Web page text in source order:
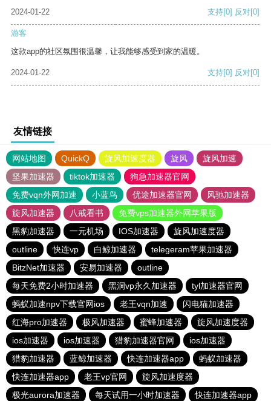
2024-01-22
支持[0] 反对[0]
游客
这款app的社区氛围很温馨，让我能够感受到家的温暖。
2024-01-22 支持[0] 反对[0]
友情链接
网站地图 QuickQ 旋风加速度器 旋风
旋风加速
坚果加速器
tiktok加速器
狗急加速器官网
免费vqn外网加速
小蓝鸟 优途加速器官网
风驰加速器
旋风加速器
八戒看书
免费vps加速器外网苹果版
黑豹加速器
一元机场 IOS加速器
旋风加速度器
outline
快连vp 白鲸加速器
telegeram苹果加速器
BitzNet加速器
安易加速器
outline
每天免费2小时加速器
黑洞vp永久加速器
tyl加速器官网
蚂蚁加速npv下载官网ios
老王vqn加速
闪电猫加速器
红海pro加速器
极风加速器 蜜蜂加速器
旋风加速度器
ios加速器
ios加速器 猎豹加速器官网
ios加速器
猎豹加速器
蓝鲸加速器 快连加速器app
蚂蚁加速器
快连加速器app
老王vp官网
旋风加速度器
极光aurora加速器
每天试用一小时加速器 快连加速器app